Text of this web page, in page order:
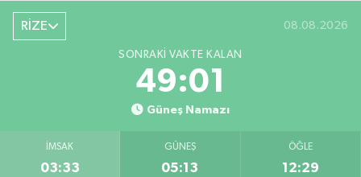
RİZE 08.08.2026
SONRAKI VAKTE KALAN
49:00
Güneş Namazı
İMSAK
03:33
GÜNEŞ
05:13
ÖĞLE
12:29